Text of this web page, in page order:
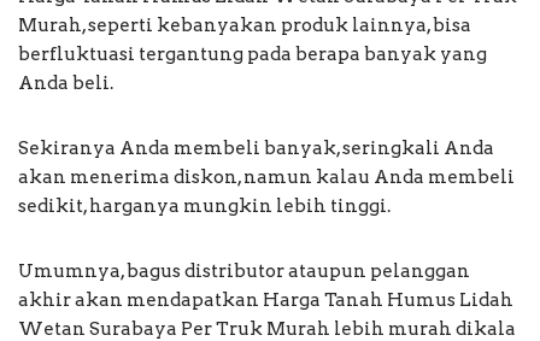
Murah, seperti kebanyakan produk lainnya, bisa
berfluktuasi tergantung pada berapa banyak yang
Anda beli.
Sekiranya Anda membeli banyak, seringkali Anda
akan menerima diskon, namun kalau Anda membeli
sedikit, harganya mungkin lebih tinggi.
Umumnya, bagus distributor ataupun pelanggan
akhir akan mendapatkan Harga Tanah Humus Lidah
Wetan Surabaya Per Truk Murah lebih murah dikala